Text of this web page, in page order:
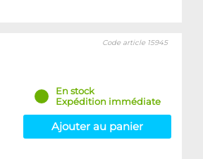
Code article 15945
En stock
Expédition immédiate
Ajouter au panier